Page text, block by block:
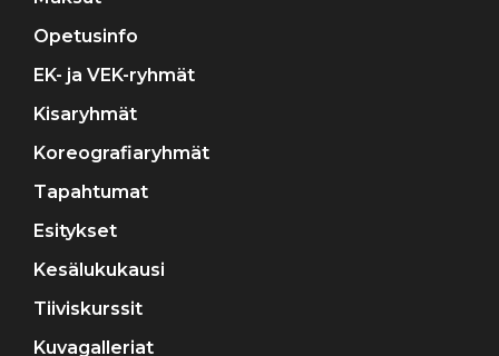
Opetusinfo
EK- ja VEK-ryhmät
Kisaryhmät
Koreografiaryhmät
Tapahtumat
Esitykset
Kesälukukausi
Tiiviskurssit
Kuvagalleriat